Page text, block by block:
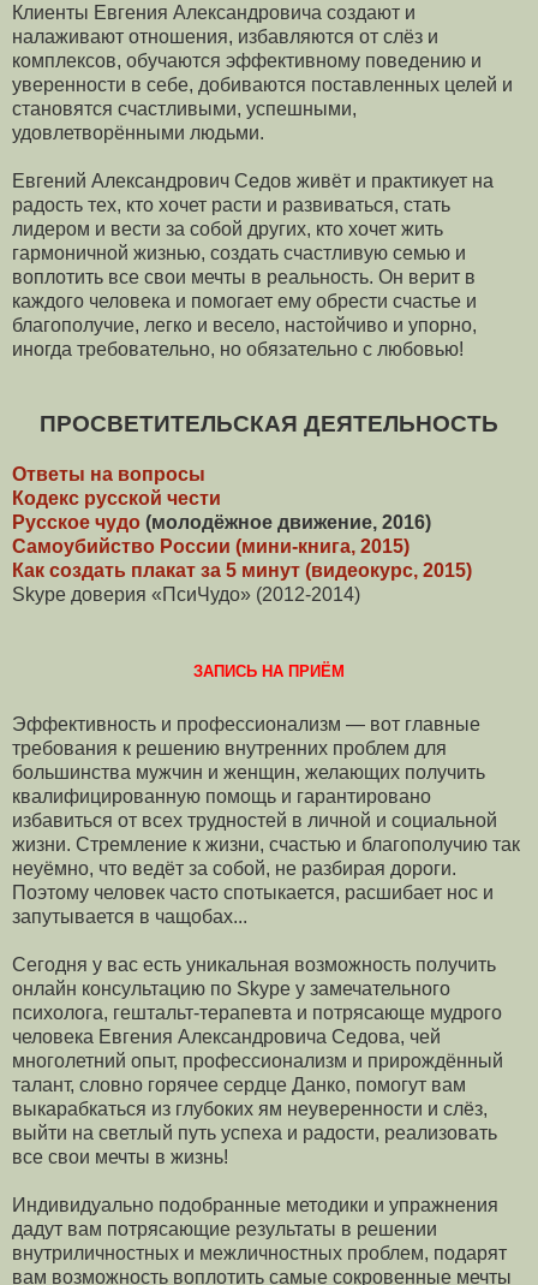
Клиенты Евгения Александровича создают и
налаживают отношения, избавляются от слёз и
комплексов, обучаются эффективному поведению и
уверенности в себе, добиваются поставленных целей и
становятся счастливыми, успешными,
удовлетворёнными людьми.
Евгений Александрович Седов живёт и практикует на
радость тех, кто хочет расти и развиваться, стать
лидером и вести за собой других, кто хочет жить
гармоничной жизнью, создать счастливую семью и
воплотить все свои мечты в реальность. Он верит в
каждого человека и помогает ему обрести счастье и
благополучие, легко и весело, настойчиво и упорно,
иногда требовательно, но обязательно с любовью!
ПРОСВЕТИТЕЛЬСКАЯ ДЕЯТЕЛЬНОСТЬ
Ответы на вопросы
Кодекс русской чести
Русское чудо (молодёжное движение, 2016)
Самоубийство России (мини-книга, 2015)
Как создать плакат за 5 минут (видеокурс, 2015)
Skype доверия «ПсиЧудо» (2012-2014)
ЗАПИСЬ НА ПРИЁМ
Эффективность и профессионализм — вот главные
требования к решению внутренних проблем для
большинства мужчин и женщин, желающих получить
квалифицированную помощь и гарантировано
избавиться от всех трудностей в личной и социальной
жизни. Стремление к жизни, счастью и благополучию так
неуёмно, что ведёт за собой, не разбирая дороги.
Поэтому человек часто спотыкается, расшибает нос и
запутывается в чащобах...
Сегодня у вас есть уникальная возможность получить
онлайн консультацию по Skype у замечательного
психолога, гештальт-терапевта и потрясающе мудрого
человека Евгения Александровича Седова, чей
многолетний опыт, профессионализм и прирождённый
талант, словно горячее сердце Данко, помогут вам
выкарабкаться из глубоких ям неуверенности и слёз,
выйти на светлый путь успеха и радости, реализовать
все свои мечты в жизнь!
Индивидуально подобранные методики и упражнения
дадут вам потрясающие результаты в решении
внутриличностных и межличностных проблем, подарят
вам возможность воплотить самые сокровенные мечты